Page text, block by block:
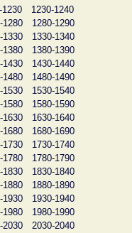
1230
1230-1240
1280
1280-1290
1330
1330-1340
1380
1380-1390
1430
1430-1440
1480
1480-1490
1530
1530-1540
1580
1580-1590
1630
1630-1640
1680
1680-1690
1730
1730-1740
1780
1780-1790
1830
1830-1840
1880
1880-1890
1930
1930-1940
1980
1980-1990
2030
2030-2040